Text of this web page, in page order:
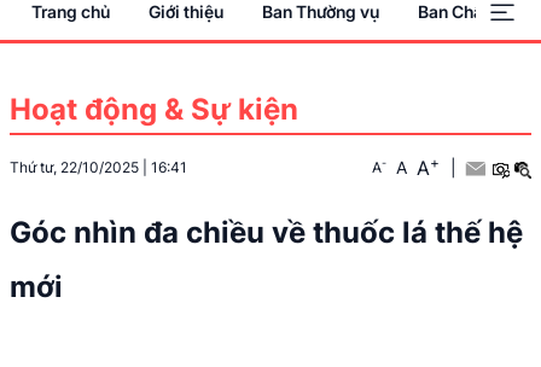
Trang chủ Giới thiệu Ban Thường vụ Ban Chấp hành
Hoạt động & Sự kiện
Thứ tư, 22/10/2025 16:41 A- A A+
Góc nhìn đa chiều về thuốc lá thế hệ
mới